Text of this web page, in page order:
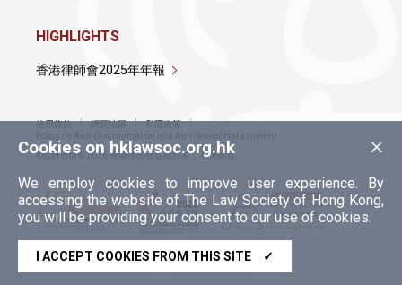
×
Cookies on hklawsoc.org.hk
We employ cookies to improve user experience. By
accessing the website of The Law Society of Hong Kong,
you will be providing your consent to our use of cookies.
I ACCEPT COOKIES FROM THIS SITE ✓
HIGHLIGHTS
香港律師會2025年年報
使用條款 網頁地圖
私隱政策
Policy on Anti-Discrimination and Anti-Sexual Harassment
Copyright © 2026 香港律師會版權所有，不得轉載